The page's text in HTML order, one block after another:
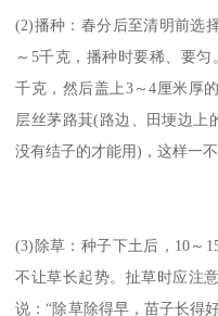
(2)播种：春分后至清明前选
～5千克，播种时要稀、要
千克，然后盖上3～4厘米厚
层丝茅路萁(路边、田埂边上
没有结子的才能用)，这样一
(3)除草：种子下土后，10～
不让草长起势。扯草时应注
说：“除草除得早，苗子长得